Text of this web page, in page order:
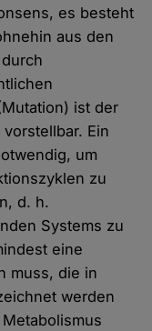
es besteht
aus den
ist der
Ein
um
zu
d. h.
Systems zu
eine
muss, die in
werden